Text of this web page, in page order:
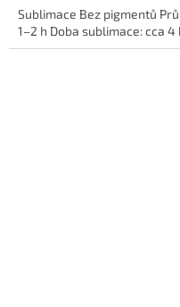
Sublimace Bez pigmentů
1–2 h Doba sublimace: cca